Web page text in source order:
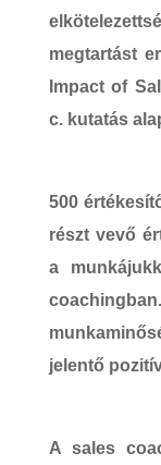
megtartást
Impact of
c. kutatás
500
részt vevő
a
jelentő
A sales